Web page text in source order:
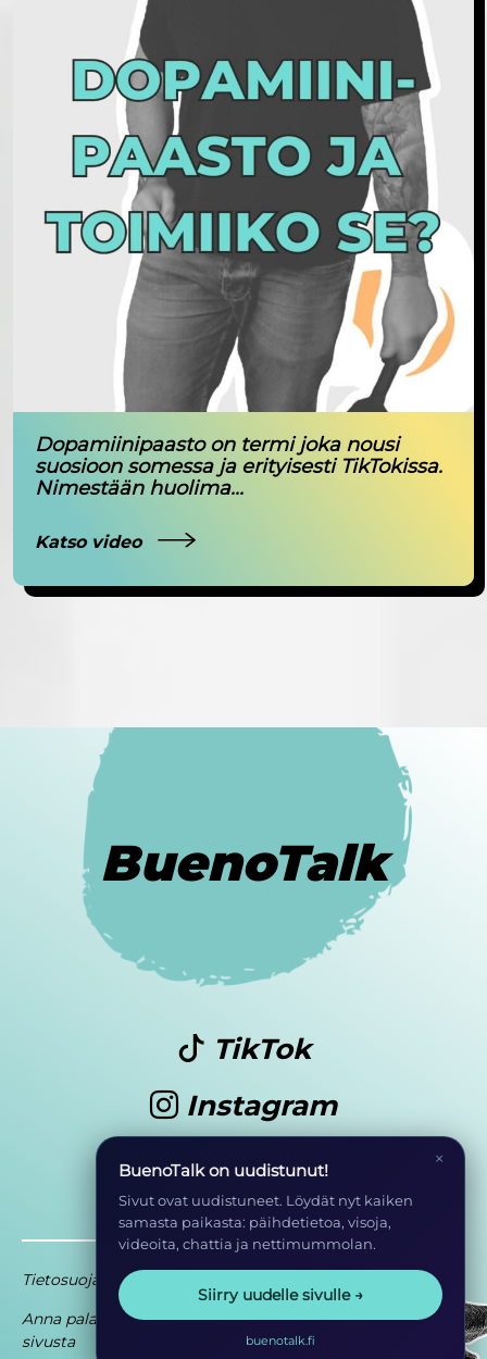
Dopamiinipaasto on termi joka nousi
suosioon somessa ja erityisesti TikTokissa.
Nimestään huolima...
Katso video
BuenoTalk
TikTok
Instagram
Youtube
Tietosuoja
Anna palautetta
sivusta
Osa EHYT ry:n
toimintaa
×
BuenoTalk on uudistunut!
Sivut ovat uudistuneet. Löydät nyt kaiken
samasta paikasta: päihdetietoa, visoja,
videoita, chattia ja nettimummolan.
Siirry uudelle sivulle →
buenotalk.fi